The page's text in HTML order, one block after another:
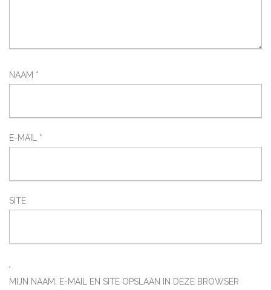
NAAM *
E-MAIL *
SITE
MIJN NAAM, E-MAIL EN SITE OPSLAAN IN DEZE BROWSER